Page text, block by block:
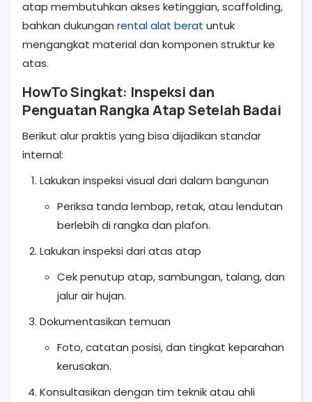
atap membutuhkan akses ketinggian, scaffolding,
bahkan dukungan rental alat berat untuk
mengangkat material dan komponen struktur ke
atas.
HowTo Singkat: Inspeksi dan
Penguatan Rangka Atap Setelah Badai
Berikut alur praktis yang bisa dijadikan standar
internal:
Lakukan inspeksi visual dari dalam bangunan
Periksa tanda lembap, retak, atau lendutan
berlebih di rangka dan plafon.
Lakukan inspeksi dari atas atap
Cek penutup atap, sambungan, talang, dan
jalur air hujan.
Dokumentasikan temuan
Foto, catatan posisi, dan tingkat keparahan
kerusakan.
Konsultasikan dengan tim teknik atau ahli